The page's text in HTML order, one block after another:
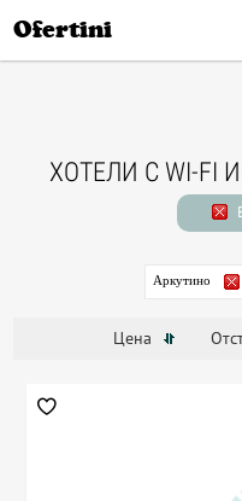
Ofertini
ХОТЕЛИ С WI-FI
Аркутино
Цена